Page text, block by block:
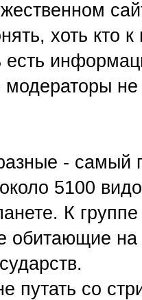
хоть кто
есть
не
- самый
5100
К
обитающие
путать со